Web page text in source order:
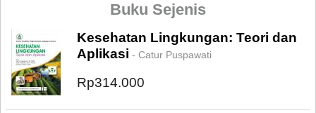
Buku Sejenis
Kesehatan Lingkungan: Teori dan
Aplikasi - Catur Puspawati
Rp314.000